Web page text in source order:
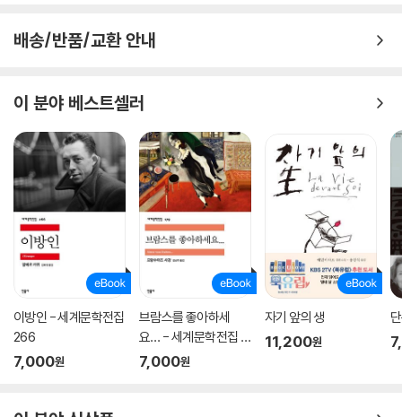
갖춘 성인들도 읽기에 부담스러운 작품이 많다. 이 시리즈는 원작이 지닌
깊이와 감동을 고스란히 간직하면서도 청소년들이 읽기 쉽도록 하루 만에
읽을 수 있는 분량으로 조정하고, 현대적이고 쉬운 어휘로 가다듬었다. 이
는 청소년들이 완역본을 읽기 전에 작품의 전체적인 흐름과 메시지를 파악
하는 데 도움을 줄 것이다.
명작 읽기 & 독서 훈련 교재
대학수학능력시험과 논술고사에서는 탄탄한 ‘독서력’이 갖추어져야 성공
할 수 있다. 전문가들은 독서력을 기르는 데는 고전을 통한 독서 훈련만큼
좋은 것이 없다고 말한다. 이 시리즈는 읽기 훈련이 익숙하지 않은 청소년
들에게는 독서 훈련 교재로 활용하기에도 좋다. 작품의 기본적인 줄거리와
주제, 등장인물의 성격과 시대적 배경을 파악하는 등 배경지식을 넓히고,
글의 논리적 전개를 이해하는 데 좋은 영향을 미칠 것이다.
★ 원서의 깊이를 더하는 영문학 교수의 해설 수록
배송/반품/교환 안내
이 분야 베스트셀러
이방인 - 세계문학전집
266
7,000원
브람스를 좋아하세
요… - 세계문학전집 1
79
7,000원
자기 앞의 생
11,200원